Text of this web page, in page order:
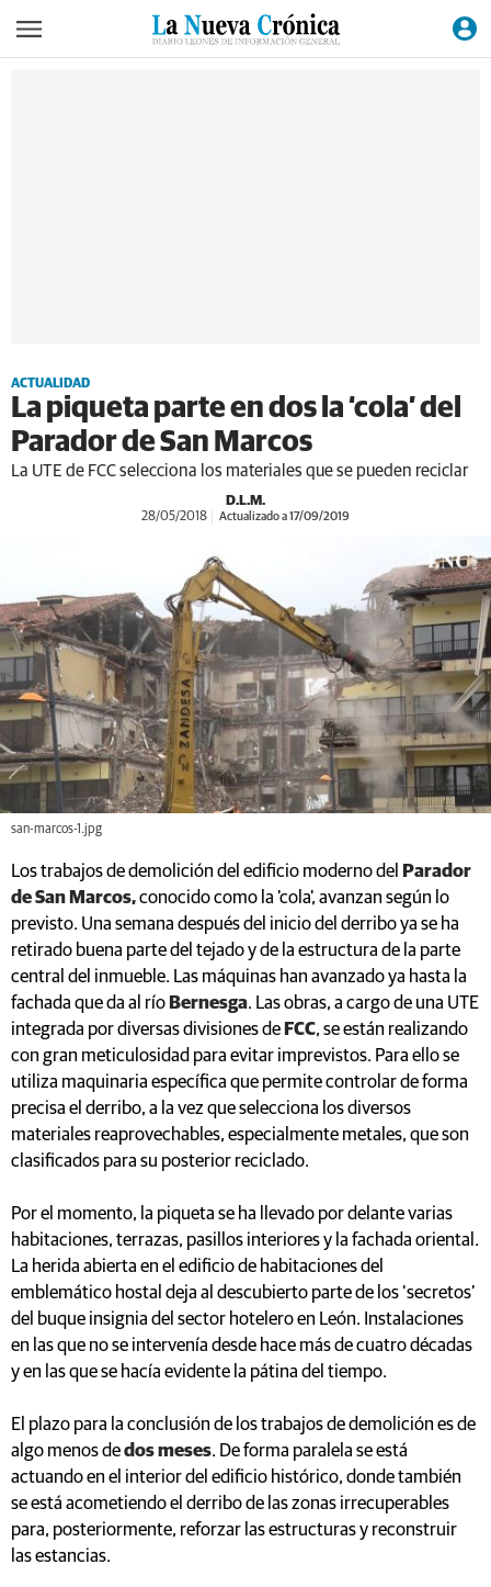
ACTUALIDAD
La piqueta parte en dos la ‘cola’ del
Parador de San Marcos
La UTE de FCC selecciona los materiales que se pueden reciclar
D.L.M.
28/05/2018 Actualizado a 17/09/2019
san-marcos-1.jpg
Los trabajos de demolición del edificio moderno del
Parador
de San Marcos,conocido como la 'cola', avanzan según lo
previsto. Una semana después del inicio del derribo ya se ha
retirado buena parte del tejado y de la estructura de la parte
central del inmueble. Las máquinas han avanzado ya hasta la
fachada que da al río Bernesga. Las obras, a cargo de una UTE
integrada por diversas divisiones de FCC, se están realizando
con gran meticulosidad para evitar imprevistos. Para ello se
utiliza maquinaria específica que permite controlar de forma
precisa el derribo, a la vez que selecciona los diversos
materiales reaprovechables, especialmente metales, que son
clasificados para su posterior reciclado.
Por el momento, la piqueta se ha llevado por delante varias
habitaciones, terrazas, pasillos interiores y la fachada oriental.
La herida abierta en el edificio de habitaciones del
emblemático hostal deja al descubierto parte de los ‘secretos’
del buque insignia del sector hotelero en León. Instalaciones
en las que no se intervenía desde hace más de cuatro décadas
y en las que se hacía evidente la pátina del tiempo.
El plazo para la conclusión de los trabajos de demolición es de
algo menos dedos meses. De forma paralela se está
actuando en el interior del edificio histórico, donde también
se está acometiendo el derribo de las zonas irrecuperables
para, posteriormente, reforzar las estructuras y reconstruir
las estancias.